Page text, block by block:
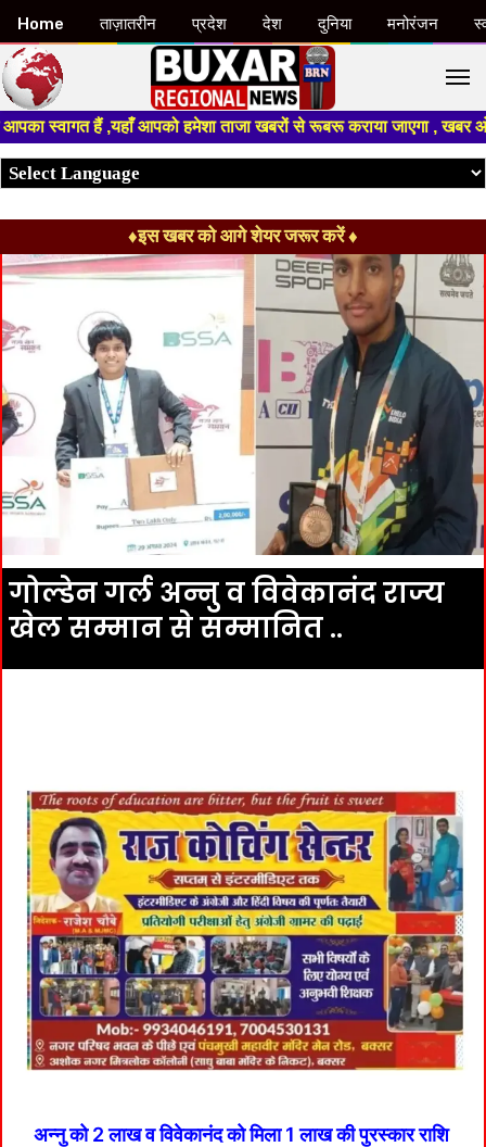
,यहाँ आपको हमेशा ताजा खबरों से रूबरू कराया जाएगा , खबर ओर
♦इस खबर को आगे शेयर जरूर करें ♦
गोल्डेन गर्ल अन्नु व विवेकानंद राज्य
खेल सम्मान से सम्मानित ..
अन्नु को 2 लाख व विवेकानंद को मिला 1 लाख की पुरस्कार राशि
Home ताज़ातरीन प्रदेश देश दुनिया मनोरंजन